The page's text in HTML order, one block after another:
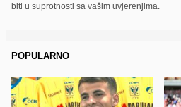
biti u suprotnosti sa vašim uvjerenjima.
POPULARNO